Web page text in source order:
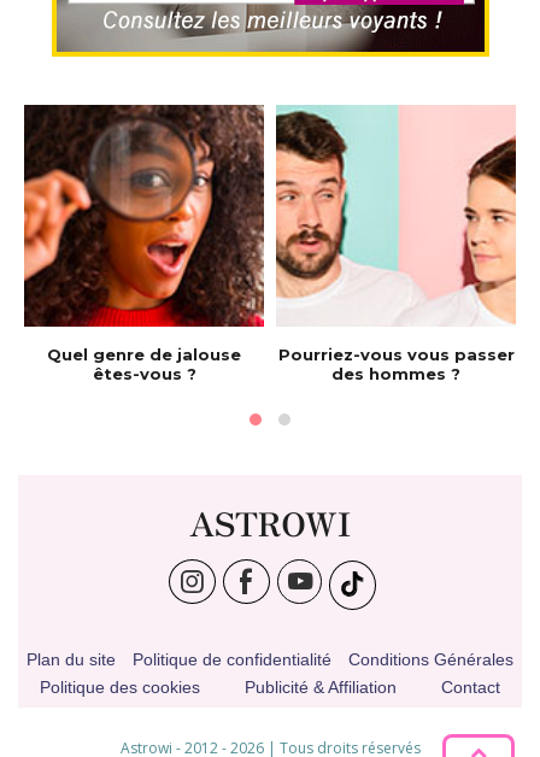
Quel genre de jalouse
êtes-vous ?
Pourriez-vous vous passer
des hommes ?
ASTROWI
Plan du site Politique de confidentialité
Conditions Générales
Politique des cookies
Publicité & Affiliation Contact
Astrowi - 2012 - 2026 | Tous droits réservés